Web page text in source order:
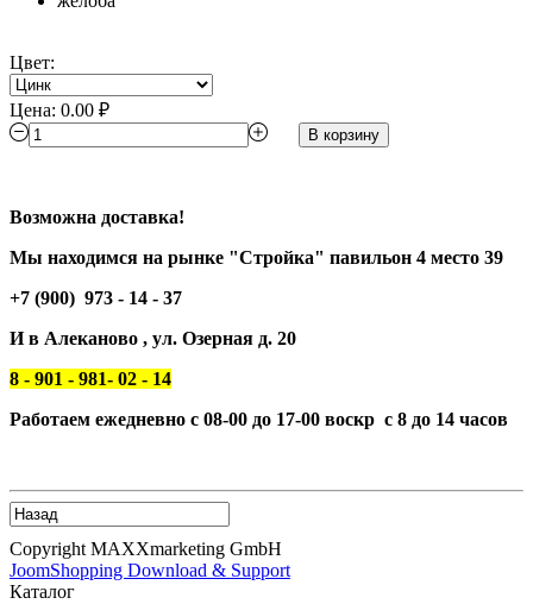
Цвет:
Цена: 0.00 ₽
В корзину
Возможна доставка!
Мы находимся на рынке "Стройка" павильон 4 место 39
+7 (900) 973 - 14 - 37
И в Алеканово , ул. Озерная д. 20
8 - 901 - 981- 02 - 14
Работаем ежедневно с 08-00 до 17-00 воскр с 8 до 14 часов
Copyright MAXXmarketing GmbH
JoomShopping Download & Support
Каталог